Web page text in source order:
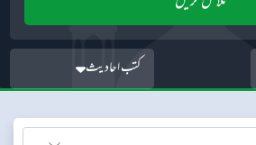
کتب احادیث